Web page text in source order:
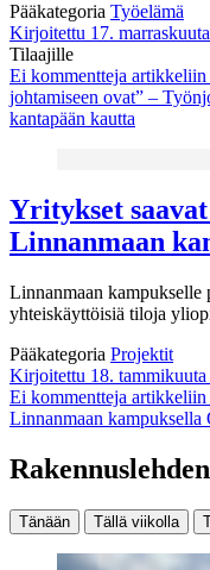
Pääkategoria Työelämä
Kirjoitettu 17.
Tilaajille
Ei kommentteja artikkeliin
johtamiseen ovat” –
kantapään kautta
Yritykset
Linnanmaan
Linnanmaan
yhteiskäyttöisiä tiloja
Pääkategoria Projektit
Kirjoitettu 18. tammikuuta
Ei kommentteja artikkeliin
Linnanmaan kampuksella
Tänään Tällä viikolla